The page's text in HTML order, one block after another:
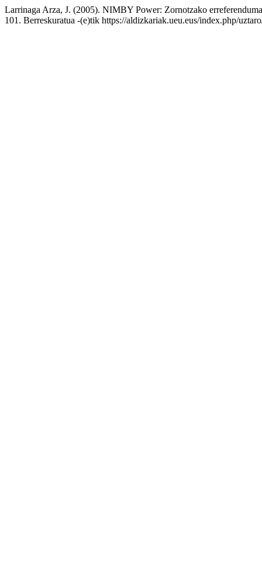
Larrinaga Arza, J. (2005). NIMBY Power: Zornotzako
101. Berreskuratua -(e)tik https://aldizkariak.ueu.eus/index.php/